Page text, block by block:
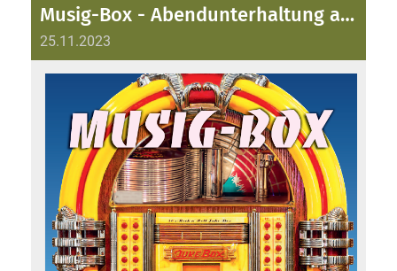
Musig-Box - Abendunterhaltung am 25. November 2023
25.11.2023